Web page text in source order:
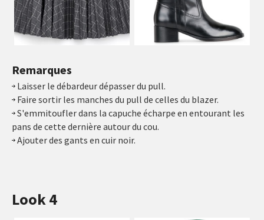
Remarques
Laisser le débardeur dépasser du pull.
Faire sortir les manches du pull de celles du blazer.
S'emmitoufler dans la capuche écharpe en entourant les
pans de cette dernière autour du cou.
Ajouter des gants en cuir noir.
Look 4